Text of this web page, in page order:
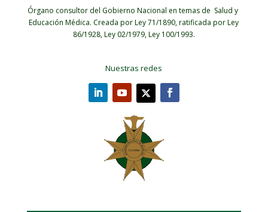
Órgano consultor del Gobierno Nacional en temas de Salud y
Educación Médica. Creada por Ley 71/1890, ratificada por Ley
86/1928, Ley 02/1979, Ley 100/1993.
Nuestras redes